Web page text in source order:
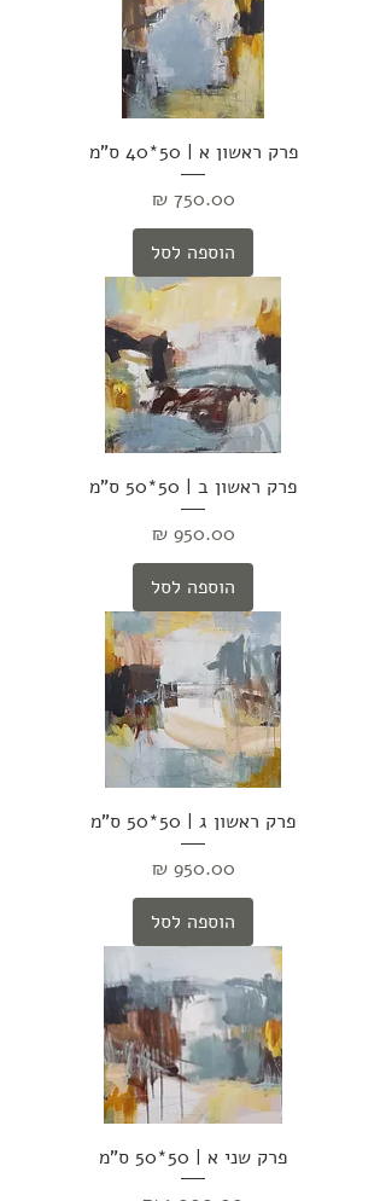
פרק ראשון א | 50*40 ס"מ
מחיר
הוספה לסל
פרק ראשון ב | 50*50 ס"מ
מחיר
הוספה לסל
פרק ראשון ג | 50*50 ס"מ
מחיר
הוספה לסל
פרק שני א | 50*50 ס"מ